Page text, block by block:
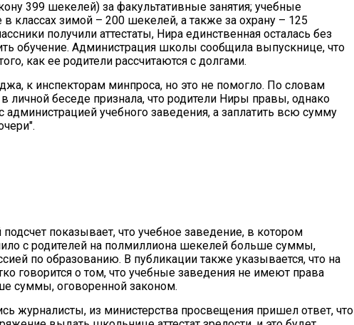
399 шекелей) за факультативные занятия; учебные
классах зимой – 200 шекелей, а также за охрану – 125
получили аттестаты, Нира единственная осталась без
обучение. Администрация школы сообщила выпускнице, что
как ее родители рассчитаются с долгами.
к инспекторам минпроса, но это не помогло. По словам
личной беседе признала, что родители Ниры правы, однако
учебного заведения, а заплатить всю сумму
подсчет показывает, что учебное заведение, в котором
с родителей на полмиллиона шекелей больше суммы,
по образованию. В публикации также указывается, что на
говорится о том, что учебные заведения не имеют права
суммы, оговоренной законом.
журналисты, из министерства просвещения пришел ответ, что